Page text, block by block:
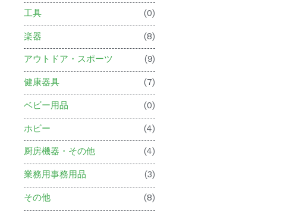
工具 (0)
楽器 (8)
アウトドア・スポーツ (9)
健康器具 (7)
ベビー用品 (0)
ホビー (4)
厨房機器・その他 (4)
業務用事務用品 (3)
その他 (8)